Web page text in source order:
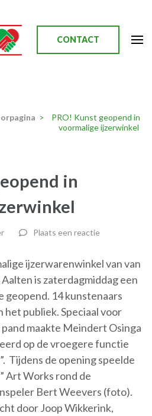
CONTACT
>
PRO! Kunst geopend in
voormalige ijzerwinkel
in
Plaats een reactie
ijzerwarenwinkel van van
is zaterdagmiddag een
14 kunstenaars
het publiek. Speciaal voor
maakte Meindert Osinga
op de vroegere functie
Tijdens de opening speelde
Art Works rond de
Bert Weevers (foto).
door Joop Wikkerink,